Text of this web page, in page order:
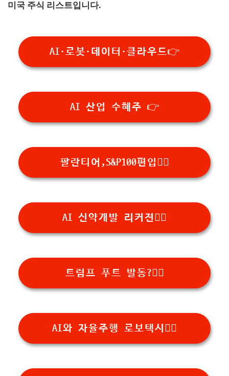
미국 주식 리스트입니다.
AI·로봇·데이터·클라우드👉
AI 산업 수혜주 👉
팔란티어,S&P100편입👉🏻
AI 신약개발 리커젼👉🏻
트럼프 푸트 발동?👉🏻
AI와 자율주행 로보택시👉🏻